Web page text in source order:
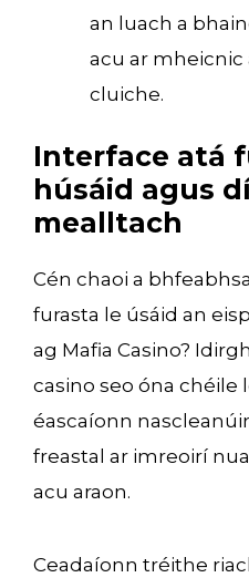
an luach a
acu ar mheicnic
cluiche.
Interface atá
húsáid agus
mealltach
Cén chaoi a
furasta le úsáid an
ag Mafia Casino?
casino seo óna chéile
éascaíonn
freastal ar imreoirí
acu araon.
Ceadaíonn tréithe